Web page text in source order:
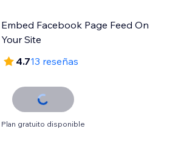
Embed Facebook Page Feed On
Your Site
4.713 reseñas
Plan gratuito disponible